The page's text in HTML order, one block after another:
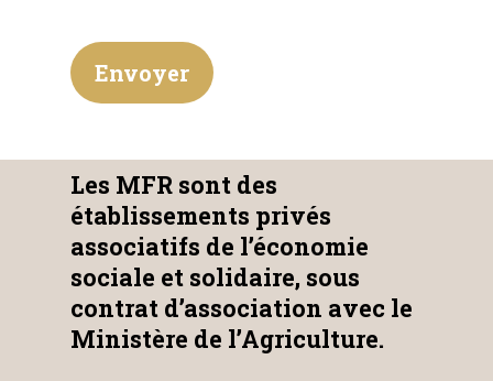
Les MFR sont des
établissements privés
associatifs de l’économie
sociale et solidaire, sous
contrat d’association avec le
Ministère de l’Agriculture.